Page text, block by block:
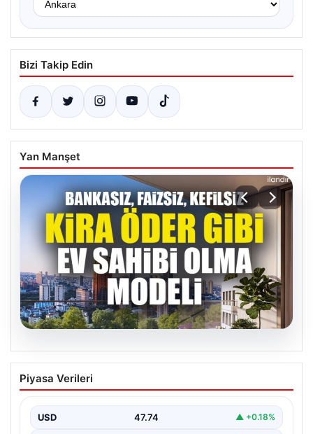
Bizi Takip Edin
Yan Manşet
DAP Yapı’dan Emlak Güvencesi ile Kendi
Kendini Ödeyen Yeni Proje Ataşehir 173
çeken DAP Gayrimenkul Geliştirme, müşterilerine
sunduğu yeni yaşam modeliyle…
Piyasa Verileri
USD 47.74 ▲ +0.18%